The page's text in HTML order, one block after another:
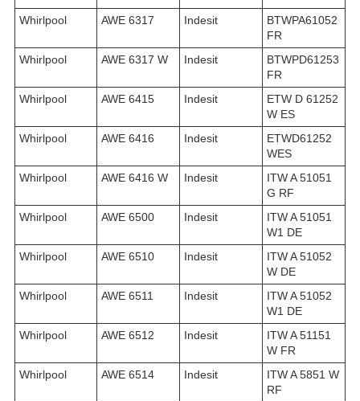
Whirlpool
AWE 6317 Indesit
BTWPA61052
FR
Whirlpool
AWE 6317 W Indesit
BTWPD61253
FR
Whirlpool
AWE 6415 Indesit
ETW D 61252
W ES
Whirlpool
AWE 6416 Indesit
ETWD61252
WES
Whirlpool
AWE 6416 W Indesit
ITW A 51051
G RF
Whirlpool
AWE 6500 Indesit
ITW A 51051
W1 DE
Whirlpool
AWE 6510 Indesit
ITW A 51052
W DE
Whirlpool
AWE 6511 Indesit
ITW A 51052
W1 DE
Whirlpool
AWE 6512 Indesit
ITW A 51151
W FR
Whirlpool
AWE 6514 Indesit
ITW A 5851 W
RF